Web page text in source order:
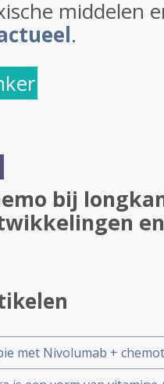
middelen
.
bij
met Nivolumab +
niet-kleincellige